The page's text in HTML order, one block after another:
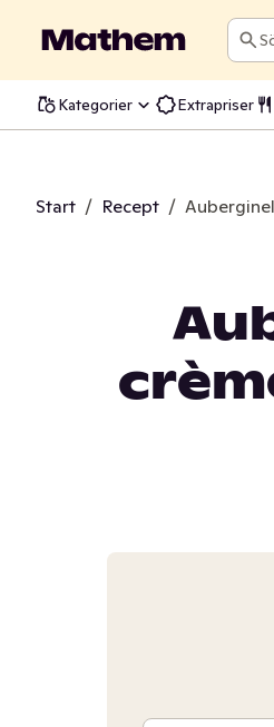
Sök
Kategorier Extrapriser
Start / Recept /